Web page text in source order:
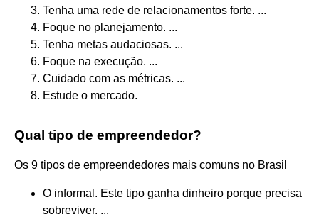
Tenha uma rede de relacionamentos forte. ...
Foque no planejamento. ...
Tenha metas audaciosas. ...
Foque na execução. ...
Cuidado com as métricas. ...
Estude o mercado.
Qual tipo de empreendedor?
Os 9 tipos de empreendedores mais comuns no Brasil
O informal. Este tipo ganha dinheiro porque precisa
sobreviver. ...